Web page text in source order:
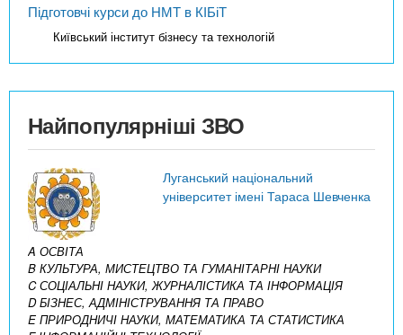
Підготовчі курси до НМТ в КІБіТ
Київський інститут бізнесу та технологій
Найпопулярніші ЗВО
Луганський національний
університет імені Тараса Шевченка
A ОСВІТА
B КУЛЬТУРА, МИСТЕЦТВО ТА ГУМАНІТАРНІ НАУКИ
C СОЦІАЛЬНІ НАУКИ, ЖУРНАЛІСТИКА ТА ІНФОРМАЦІЯ
D БІЗНЕС, АДМІНІСТРУВАННЯ ТА ПРАВО
E ПРИРОДНИЧІ НАУКИ, МАТЕМАТИКА ТА СТАТИСТИКА